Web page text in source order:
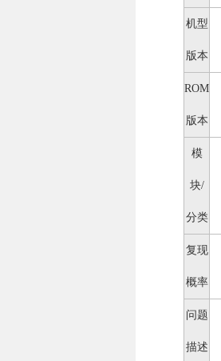
机型
版本
ROM
版本
模
块/
分类
复现
概率
问题
描述